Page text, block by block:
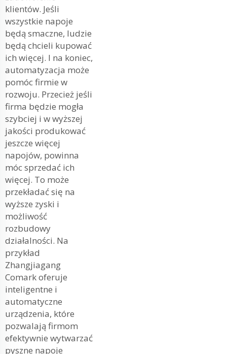
klientów. Jeśli
wszystkie napoje
będą smaczne, ludzie
będą chcieli kupować
ich więcej. I na koniec,
automatyzacja może
pomóc firmie w
rozwoju. Przecież jeśli
firma będzie mogła
szybciej i w wyższej
jakości produkować
jeszcze więcej
napojów, powinna
móc sprzedać ich
więcej. To może
przekładać się na
wyższe zyski i
możliwość
rozbudowy
działalności. Na
przykład
Zhangjiagang
Comark oferuje
inteligentne i
automatyczne
urządzenia, które
pozwalają firmom
efektywnie wytwarzać
pyszne napoje